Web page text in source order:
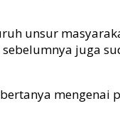
unsur
juga
mengenai